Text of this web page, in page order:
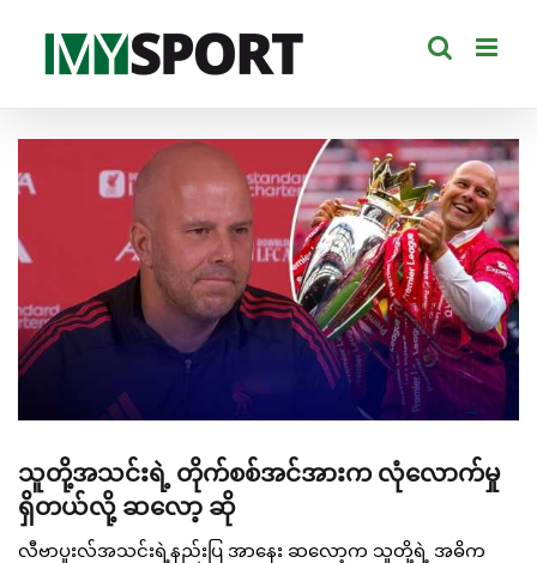
content
Larger
သူတို့အသင်းရဲ့ တိုက်စစ်အင်အားက လုံလောက်မှု
ရှိတယ်လို့ ဆလော့ ဆို
လီဗာပူးလ်အသင်းရဲ့နည်းပြ အာနေး ဆလော့က သူတို့ရဲ့ အဓိက